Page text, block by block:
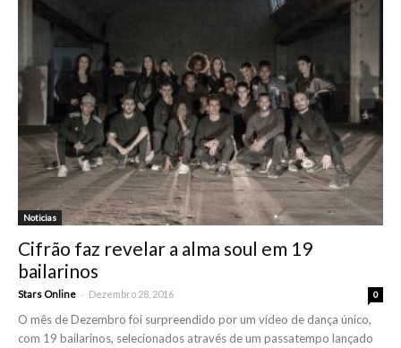
Noticias
Cifrão faz revelar a alma soul em 19
bailarinos
Stars Online - Dezembro 28, 2016 0
O mês de Dezembro foi surpreendido por um vídeo de dança único,
com 19 bailarinos, selecionados através de um passatempo lançado